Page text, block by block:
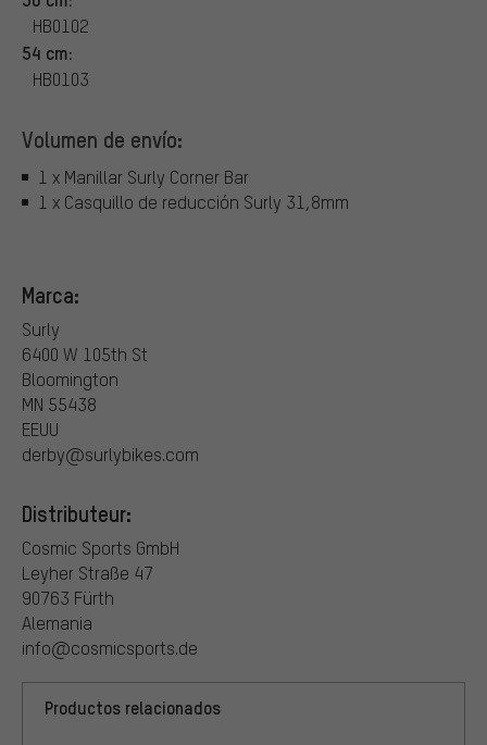
HB0102
54 cm:
HB0103
Volumen de envío:
1 x Manillar Surly Corner Bar
1 x Casquillo de reducción Surly 31,8mm
Marca:
Surly
6400 W 105th St
Bloomington
MN 55438
EEUU
derby@surlybikes.com
Distributeur:
Cosmic Sports GmbH
Leyher Straße 47
90763 Fürth
Alemania
info@cosmicsports.de
Productos relacionados